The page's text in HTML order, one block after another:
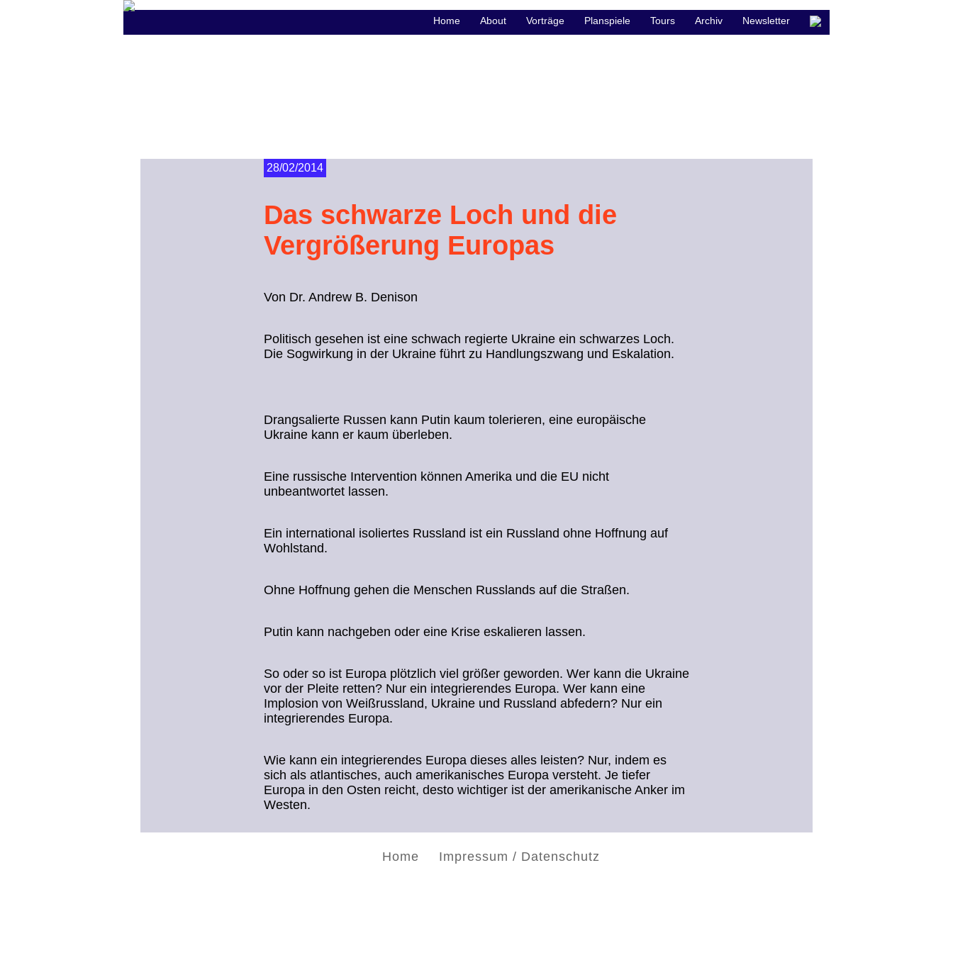
28/02/2014
Das schwarze Loch und die
Vergrößerung Europas
Von Dr. Andrew B. Denison
Politisch gesehen ist eine schwach regierte Ukraine ein schwarzes Loch.
Die Sogwirkung in der Ukraine führt zu Handlungszwang und Eskalation.
Drangsalierte Russen kann Putin kaum tolerieren, eine europäische
Ukraine kann er kaum überleben.
Eine russische Intervention können Amerika und die EU nicht
unbeantwortet lassen.
Ein international isoliertes Russland ist ein Russland ohne Hoffnung auf
Wohlstand.
Ohne Hoffnung gehen die Menschen Russlands auf die Straßen.
Putin kann nachgeben oder eine Krise eskalieren lassen.
So oder so ist Europa plötzlich viel größer geworden. Wer kann die Ukraine
vor der Pleite retten? Nur ein integrierendes Europa. Wer kann eine
Implosion von Weißrussland, Ukraine und Russland abfedern? Nur ein
integrierendes Europa.
Wie kann ein integrierendes Europa dieses alles leisten? Nur, indem es
sich als atlantisches, auch amerikanisches Europa versteht. Je tiefer
Europa in den Osten reicht, desto wichtiger ist der amerikanische Anker im
Westen.
Home Impressum / Datenschutz
Home About Vorträge Planspiele Tours Archiv Newsletter